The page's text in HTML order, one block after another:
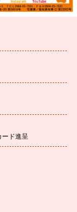
ド進呈